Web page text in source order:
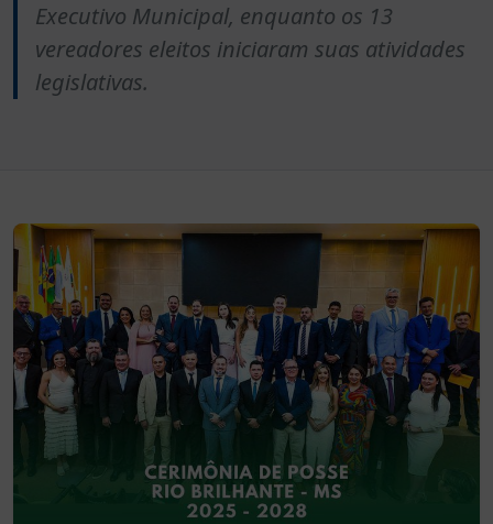
Executivo Municipal, enquanto os 13
vereadores eleitos iniciaram suas atividades
legislativas.